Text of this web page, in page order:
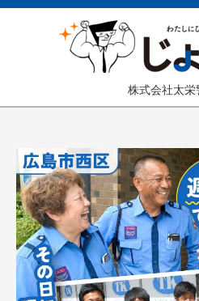
株式会社太